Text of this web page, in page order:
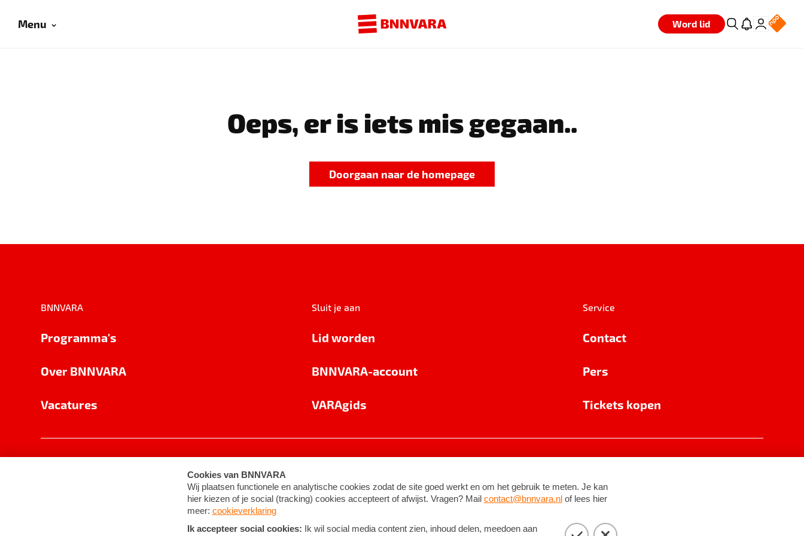
Menu Word lid
Oeps, er is iets mis gegaan..
Doorgaan naar de homepage
BNNVARA
Programma's
Over BNNVARA
Vacatures
Sluit je aan
Lid worden
BNNVARA-account
VARAgids
Service
Contact
Pers
Tickets kopen
Cookie-instellingen Algemene voorwaarden ©2026BNNVARA